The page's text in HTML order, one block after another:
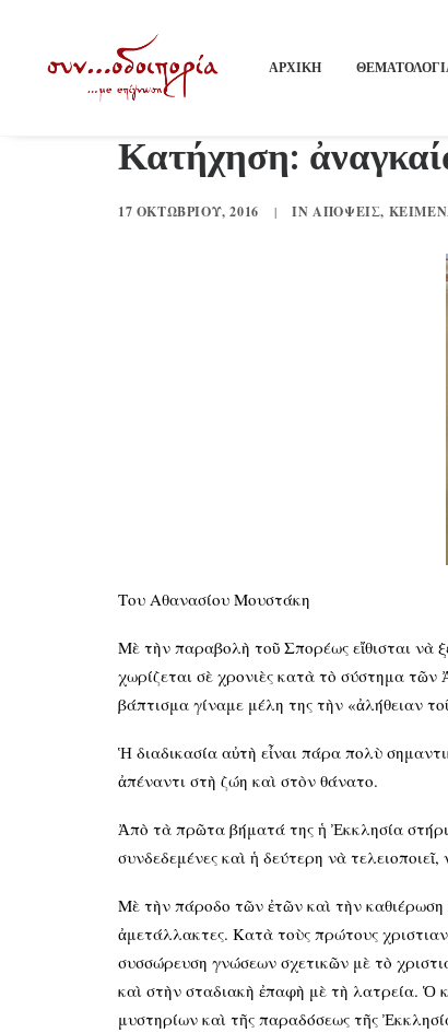
ΑΡΧΙΚΗ
Κατήχηση:
17 ΟΚΤΩΒΡΊΟΥ, 2016 | INΑΠΌΨΕΙΣ,
Του Αθανασίου Μουστάκη
Μὲ τὴν παραβολὴ τοῦ Σπορέως εἴθισται νὰ
χωρίζεται σὲ χρονιὲς κατὰ τὸ σύστημα
βάπτισμα γίναμε μέλη της τὴν «ἀλήθειαν
Ἡ διαδικασία αὐτὴ εἶναι πάρα πολὺ
ἀπέναντι στὴ ζώη καὶ στὸν θάνατο.
Ἀπὸ τὰ πρῶτα βήματά της ἡ Ἐκκλησία
συνδεδεμένες καὶ ἡ δεύτερη νὰ
Μὲ τὴν πάροδο τῶν ἐτῶν καὶ τὴν καθιέρωση
ἀμετάλλακτες. Κατὰ τοὺς πρώτους
συσσώρευση γνώσεων σχετικῶν μὲ τὸ
καὶ στὴν σταδιακὴ ἐπαφὴ μὲ τὴ λατρεία. Ὁ
μυστηρίων καὶ τῆς παραδόσεως τῆς